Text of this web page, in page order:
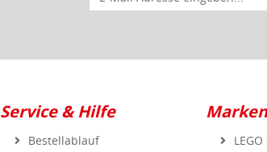
Service & Hilfe
Bestellablauf